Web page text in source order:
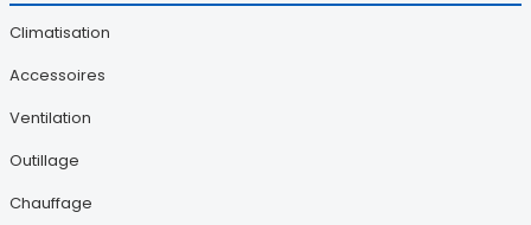
Climatisation
Accessoires
Ventilation
Outillage
Chauffage